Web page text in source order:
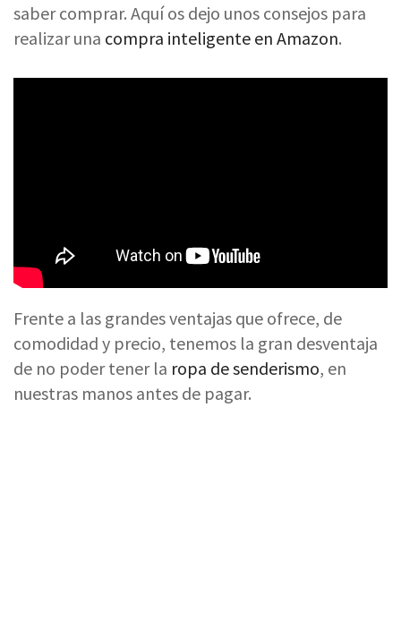
saber comprar. Aquí os dejo unos consejos para
realizar una compra inteligente en Amazon.
Frente a las grandes ventajas que ofrece, de
comodidad y precio, tenemos la gran desventaja
de no poder tener la ropa de senderismo, en
nuestras manos antes de pagar.